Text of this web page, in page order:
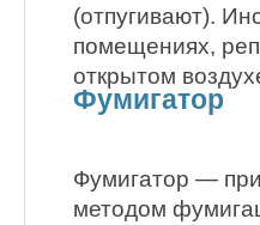
(отпугивают).
помещениях,
открытом
Фумигатор
Фумигатор —
методом